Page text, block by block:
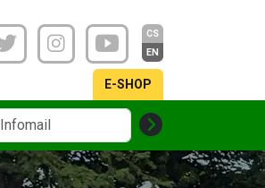
CS
EN
E-SHOP